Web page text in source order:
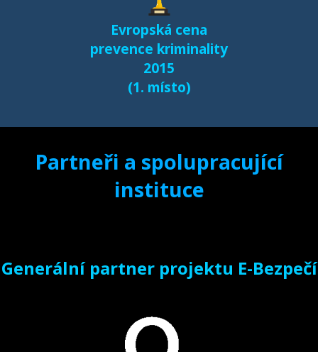
samostatné stránce
e-bezpeci.cz/vyzkum.
Evropská cena
prevence kriminality
2015
(1. místo)
Partneři a spolupracující
instituce
Generální partner projektu E-Bezpečí